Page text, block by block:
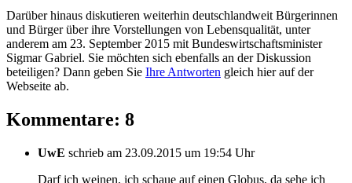
Darüber hinaus diskutieren weiterhin deutschlandweit Bürgerinnen
und Bürger über ihre Vorstellungen von Lebensqualität, unter
anderem am 23. September 2015 mit Bundeswirtschaftsminister
Sigmar Gabriel. Sie möchten sich ebenfalls an der Diskussion
beteiligen? Dann geben Sie Ihre Antworten gleich hier auf der
Webseite ab.
Kommentare: 8
UwE schrieb am 23.09.2015 um 19:54 Uhr
Darf ich weinen, ich schaue auf einen Globus, da sehe ich